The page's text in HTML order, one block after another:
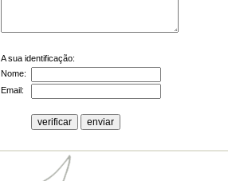
A sua identificação:
Nome:
Email: